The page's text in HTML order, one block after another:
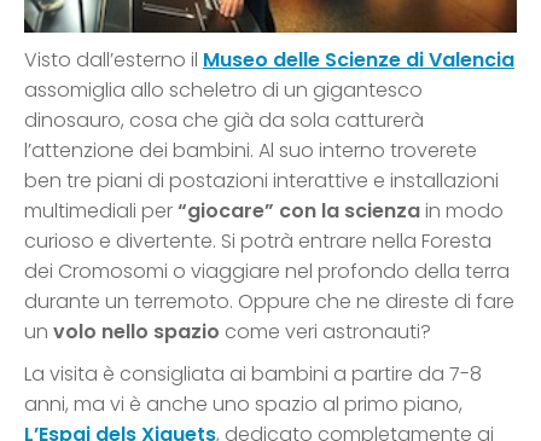
Visto dall’esterno il Museo delle Scienze di Valencia
assomiglia allo scheletro di un gigantesco
dinosauro, cosa che già da sola catturerà
l’attenzione dei bambini. Al suo interno troverete
ben tre piani di postazioni interattive e installazioni
multimediali per“giocare” con la scienzain modo
curioso e divertente. Si potrà entrare nella Foresta
dei Cromosomi o viaggiare nel profondo della terra
durante un terremoto. Oppure che ne direste di fare
un volo nello spazio come veri astronauti?
La visita è consigliata ai bambini a partire da 7-8
anni, ma vi è anche uno spazio al primo piano,
L’Espai dels Xiquets, dedicato completamente ai